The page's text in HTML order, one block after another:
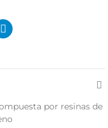
por resinas de